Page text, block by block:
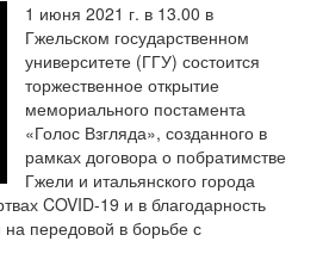
1 июня 2021 г. в 13.00 в
Гжельском государственном
университете (ГГУ) состоится
торжественное открытие
мемориального постамента
«Голос Взгляда», созданного в
рамках договора о побратимстве
Гжели и итальянского города
COVID-19 и в благодарность
передовой в борьбе с